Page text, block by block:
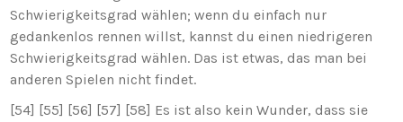
Schwierigkeitsgrad wählen; wenn du einfach nur
gedankenlos rennen willst, kannst du einen niedrigeren
Schwierigkeitsgrad wählen. Das ist etwas, das man bei
anderen Spielen nicht findet.
[54] [55] [56] [57] [58] Es ist also kein Wunder, dass sie